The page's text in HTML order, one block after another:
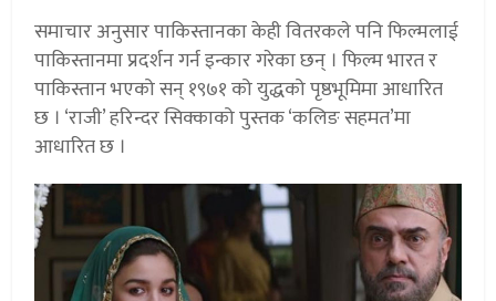
समाचार अनुसार पाकिस्तानका केही वितरकले पनि फिल्मलाई
पाकिस्तानमा प्रदर्शन गर्न इन्कार गरेका छन् । फिल्म भारत र
पाकिस्तान भएको सन् १९७१ को युद्धको पृष्ठभूमिमा आधारित
छ । ‘राजी’ हरिन्दर सिक्काको पुस्तक ‘कलिङ सहमत’मा
आधारित छ ।